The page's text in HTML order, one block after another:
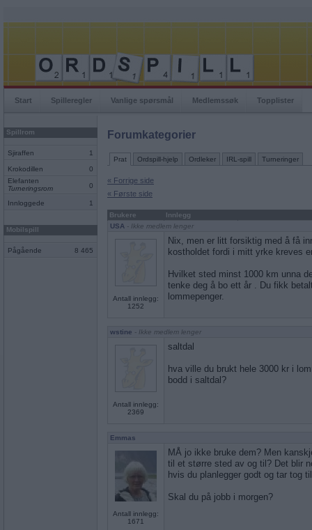
Start Spilleregler Vanlige spørsmål Medlemssøk Topplister
Spillrom
Sjiraffen 1
Krokodillen
0
Elefanten
Turneringsrom
0
Innloggede 1
Mobilspill
Pågående 8 465
Forumkategorier
Prat Ordspill-hjelp Ordleker IRL-spill Turneringer
« Forrige side
« Første side
Brukere
Innlegg
USA - Ikke medlem lenger
Antall innlegg:
1252
Nix, men er litt forsiktig med å få
kostholdet fordi i mitt yrke kreves
Hvilket sted minst 1000 km unna
tenke deg å bo ett år . Du fikk
lommepenger.
wstine - Ikke medlem lenger
Antall innlegg:
2369
saltdal
hva ville du brukt hele 3000 kr i
bodd i saltdal?
Emmas
Antall innlegg:
1671
MÅ jo ikke bruke dem? Men
til et større sted av og til? Det blir
hvis du planlegger godt og tar tog
Skal du på jobb i morgen?